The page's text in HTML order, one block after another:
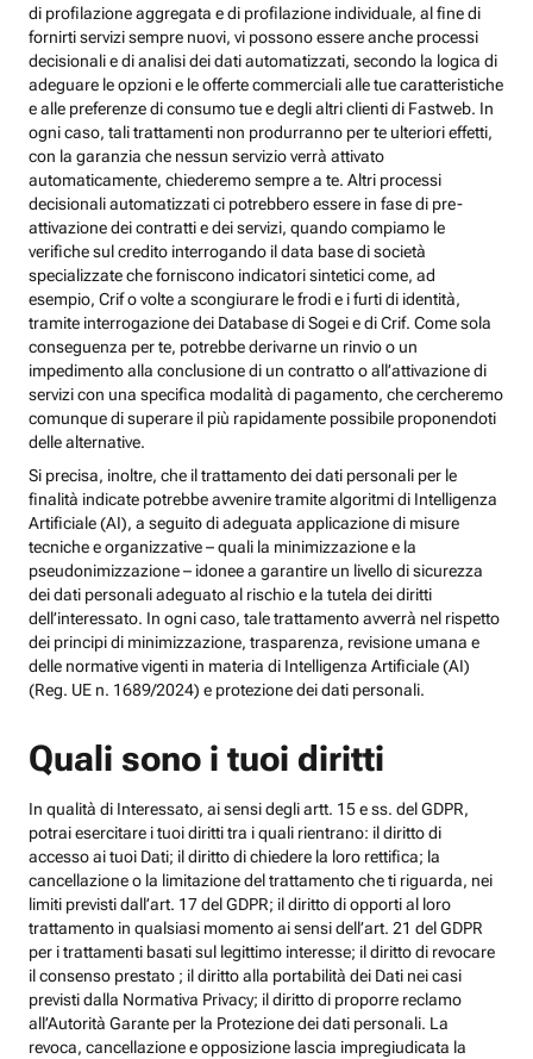
di profilazione aggregata e di profilazione individuale, al fine di
fornirti servizi sempre nuovi, vi possono essere anche processi
decisionali e di analisi dei dati automatizzati, secondo la logica di
adeguare le opzioni e le offerte commerciali alle tue caratteristiche
e alle preferenze di consumo tue e degli altri clienti di Fastweb. In
ogni caso, tali trattamenti non produrranno per te ulteriori effetti,
con la garanzia che nessun servizio verrà attivato
automaticamente, chiederemo sempre a te. Altri processi
decisionali automatizzati ci potrebbero essere in fase di pre-
attivazione dei contratti e dei servizi, quando compiamo le
verifiche sul credito interrogando il data base di società
specializzate che forniscono indicatori sintetici come, ad
esempio, Crif o volte a scongiurare le frodi e i furti di identità,
tramite interrogazione dei Database di Sogei e di Crif. Come sola
conseguenza per te, potrebbe derivarne un rinvio o un
impedimento alla conclusione di un contratto o all’attivazione di
servizi con una specifica modalità di pagamento, che cercheremo
comunque di superare il più rapidamente possibile proponendoti
delle alternative.
Si precisa, inoltre, che il trattamento dei dati personali per le
finalità indicate potrebbe avvenire tramite algoritmi di Intelligenza
Artificiale (AI), a seguito di adeguata applicazione di misure
tecniche e organizzative – quali la minimizzazione e la
pseudonimizzazione – idonee a garantire un livello di sicurezza
dei dati personali adeguato al rischio e la tutela dei diritti
dell’interessato. In ogni caso, tale trattamento avverrà nel rispetto
dei principi di minimizzazione, trasparenza, revisione umana e
delle normative vigenti in materia di Intelligenza Artificiale (AI)
(Reg. UE n. 1689/2024) e protezione dei dati personali.
Quali sono i tuoi diritti
In qualità di Interessato, ai sensi degli artt. 15 e ss. del GDPR,
potrai esercitare i tuoi diritti tra i quali rientrano: il diritto di
accesso ai tuoi Dati; il diritto di chiedere la loro rettifica; la
cancellazione o la limitazione del trattamento che ti riguarda, nei
limiti previsti dall’art. 17 del GDPR; il diritto di opporti al loro
trattamento in qualsiasi momento ai sensi dell’art. 21 del GDPR
per i trattamenti basati sul legittimo interesse; il diritto di revocare
il consenso prestato ; il diritto alla portabilità dei Dati nei casi
previsti dalla Normativa Privacy; il diritto di proporre reclamo
all’Autorità Garante per la Protezione dei dati personali. La
revoca, cancellazione e opposizione lascia impregiudicata la